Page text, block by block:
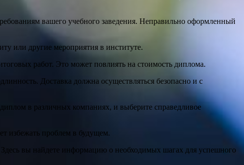
вашего учебного заведения. Неправильно оформленный
или другие мероприятия в институте.
работ. Это может повлиять на стоимость диплома.
Доставка должна осуществляться безопасно и с
в различных компаниях, и выберите справедливое
избежать проблем в будущем.
. Здесь вы найдете информацию о необходимых шагах для успешного